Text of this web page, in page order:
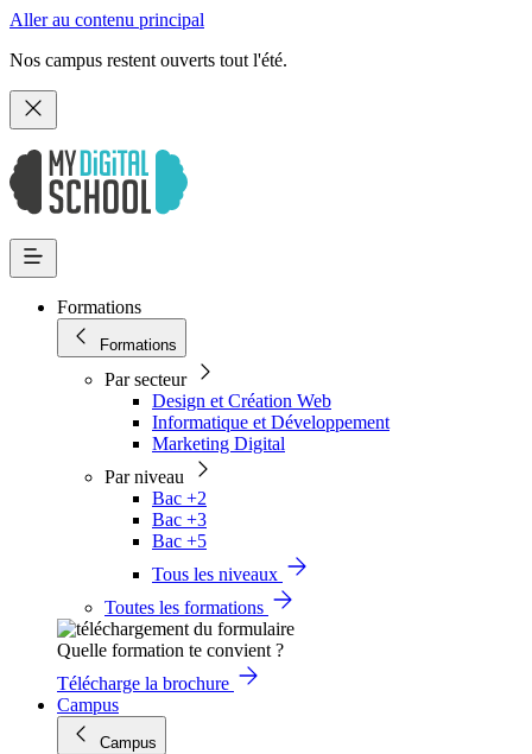
Aller au contenu principal
Nos campus restent ouverts tout l'été.
Formations
Formations
Par secteur
Design et Création Web
Informatique et Développement
Marketing Digital
Par niveau
Bac +2
Bac +3
Bac +5
Tous les niveaux
Toutes les formations
Quelle formation te convient ?
Télécharge la brochure
Campus
Campus